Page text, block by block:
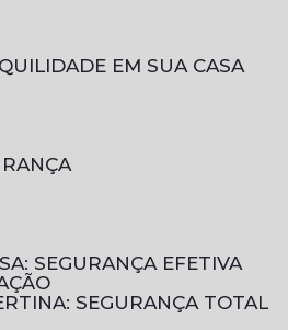
EM SUA CASA
SEGURANÇA EFETIVA
SEGURANÇA TOTAL